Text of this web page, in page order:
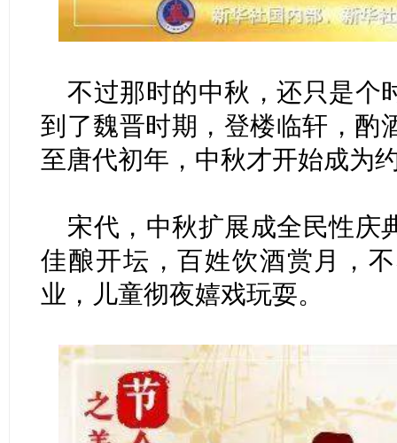
不过那时的中秋，还只是个
到了魏晋时期，登楼临轩，酌
至唐代初年，中秋才开始成为
宋代，中秋扩展成全民性庆
佳酿开坛，百姓饮酒赏月，
业，儿童彻夜嬉戏玩耍。